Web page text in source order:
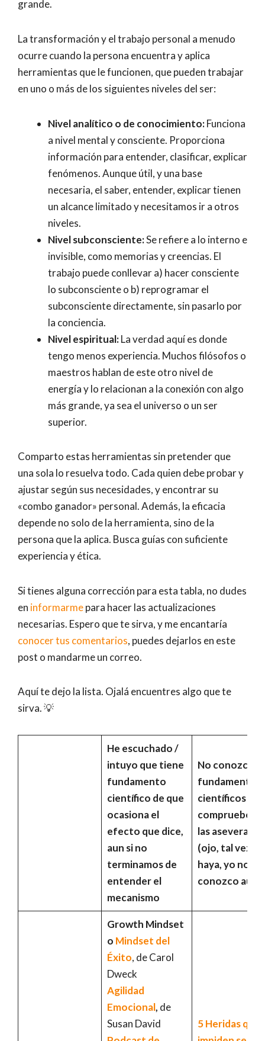
grande.
La transformación y el trabajo personal a menudo
ocurre cuando la persona encuentra y aplica
herramientas que le funcionen, que pueden trabajar
en uno o más de los siguientes niveles del ser:
Nivel analítico o de conocimiento:Funciona
a nivel mental y consciente. Proporciona
información para entender, clasificar, explicar
fenómenos. Aunque útil, y una base
necesaria, el saber, entender, explicar tienen
un alcance limitado y necesitamos ir a otros
niveles.
Nivel subconsciente:Se refiere a lo interno e
invisible, como memorias y creencias. El
trabajo puede conllevar a) hacer consciente
lo subconsciente o b) reprogramar el
subconsciente directamente, sin pasarlo por
la conciencia.
Nivel espiritual:La verdad aquí es donde
tengo menos experiencia. Muchos filósofos o
maestros hablan de este otro nivel de
energía y lo relacionan a la conexión con algo
más grande, ya sea el universo o un ser
superior.
Comparto estas herramientas sin pretender que
una sola lo resuelva todo. Cada quien debe probar y
ajustar según sus necesidades, y encontrar su
«combo ganador» personal. Además, la eficacia
depende no solo de la herramienta, sino de la
persona que la aplica. Busca guías con suficiente
experiencia y ética.
Si tienes alguna corrección para esta tabla, no dudes
en informarmepara hacer las actualizaciones
necesarias. Espero que te sirva, y me encantaría
conocer tus comentarios, puedes dejarlos en este
post o mandarme un correo.
Aquí te dejo la lista. Ojalá encuentres algo que te
sirva. 💡
He escuchado /
intuyo que tiene
fundamento
científico de que
ocasiona el
efecto que dice,
aun si no
terminamos de
entender el
mecanismo
No conozco
fundamentos
científicos que
comprueben
las
(ojo, tal vez sí
haya, yo no la
conozco aún)
Growth Mindset
o Mindset del
Éxito, de Carol
Dweck
Agilidad
Emocional, de
Susan David
5 Heridas que